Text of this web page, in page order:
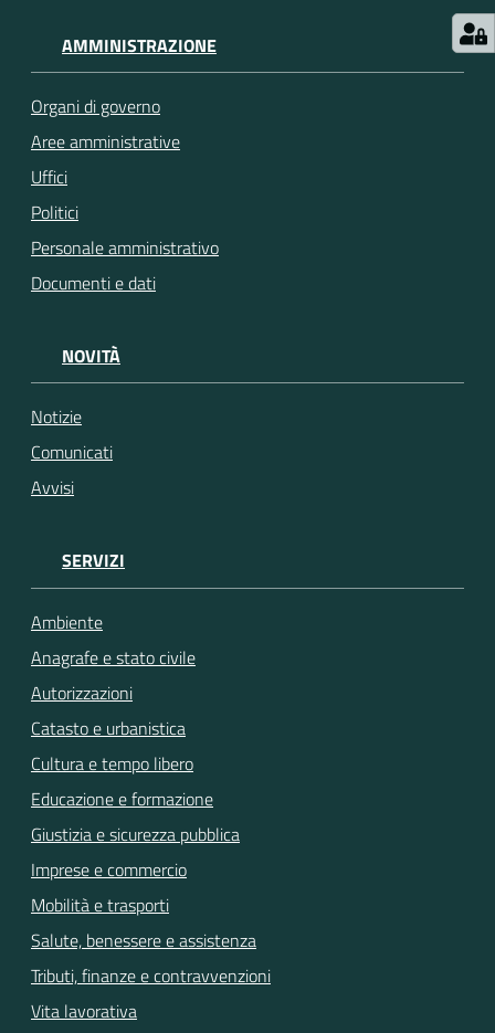
AMMINISTRAZIONE
Organi di governo
Aree amministrative
Uffici
Politici
Personale amministrativo
Documenti e dati
NOVITÀ
Notizie
Comunicati
Avvisi
SERVIZI
Ambiente
Anagrafe e stato civile
Autorizzazioni
Catasto e urbanistica
Cultura e tempo libero
Educazione e formazione
Giustizia e sicurezza pubblica
Imprese e commercio
Mobilità e trasporti
Salute, benessere e assistenza
Tributi, finanze e contravvenzioni
Vita lavorativa